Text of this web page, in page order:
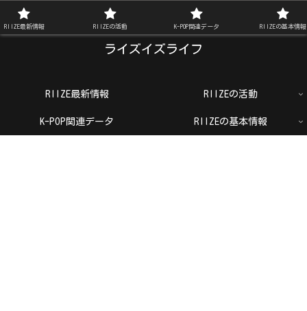
ライズイズライフ
RIIZE最新情報 RIIZEの活動
K-POP関連データ RIIZEの基本情報
RIIZE最新情報 RIIZEの活動 K-POP関連データ RIIZEの基本情報